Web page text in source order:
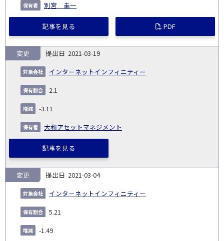
別宮 圭一
記事を見る PDF
2021-03-19
インターネットインフィニティー
変更
2.1
-3.11
大和アセットマネジメント
記事を見る
2021-03-04
インターネットインフィニティー
変更
5.21
-1.49